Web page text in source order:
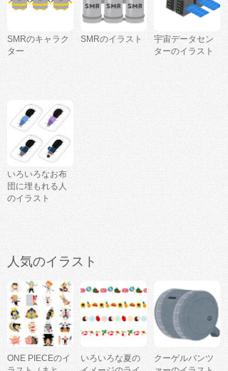
SMRのキャラク
ター
SMRのイラスト
宇宙データセン
ターのイラスト
いろいろなお布
団に埋もれる人
のイラスト
人気のイラスト
ONE PIECEのイ
いろいろな夏の
クーゲルパンツ